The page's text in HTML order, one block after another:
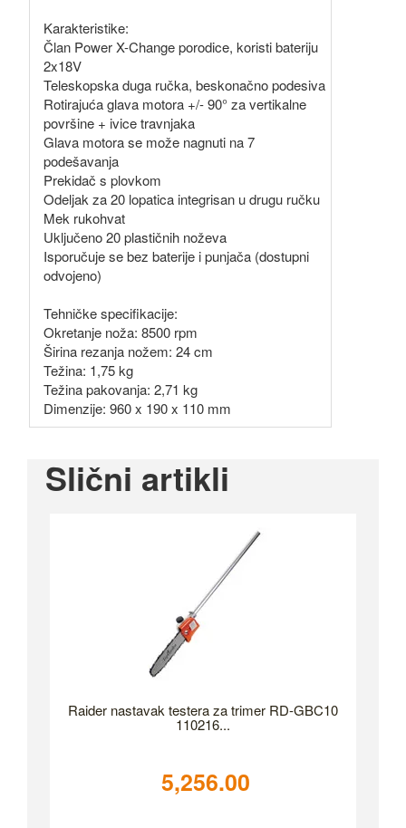
Karakteristike:
Član Power X-Change porodice, koristi bateriju
2x18V
Teleskopska duga ručka, beskonačno podesiva
Rotirajuća glava motora +/- 90° za vertikalne
površine + ivice travnjaka
Glava motora se može nagnuti na 7
podešavanja
Prekidač s plovkom
Odeljak za 20 lopatica integrisan u drugu ručku
Mek rukohvat
Uključeno 20 plastičnih noževa
Isporučuje se bez baterije i punjača (dostupni
odvojeno)
Tehničke specifikacije:
Okretanje noža: 8500 rpm
Širina rezanja nožem: 24 cm
Težina: 1,75 kg
Težina pakovanja: 2,71 kg
Dimenzije: 960 x 190 x 110 mm
Slični artikli
Raider nastavak testera za trimer RD-GBC10
110216...
5,256.00